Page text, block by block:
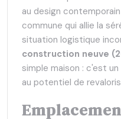
au design
commune qui allie la
situation logistique
construction neuve
simple maison : c'est
au potentiel de